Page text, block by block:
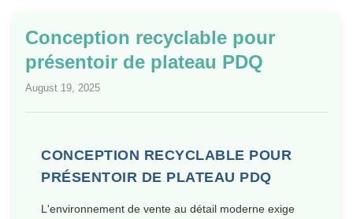
Conception recyclable pour
présentoir de plateau PDQ
August 19, 2025
CONCEPTION RECYCLABLE POUR
PRÉSENTOIR DE PLATEAU PDQ
L'environnement de vente au détail moderne exige